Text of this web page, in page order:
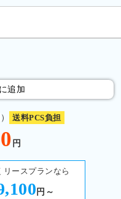
追加
送料PCS負担
円
リースプランなら
円～